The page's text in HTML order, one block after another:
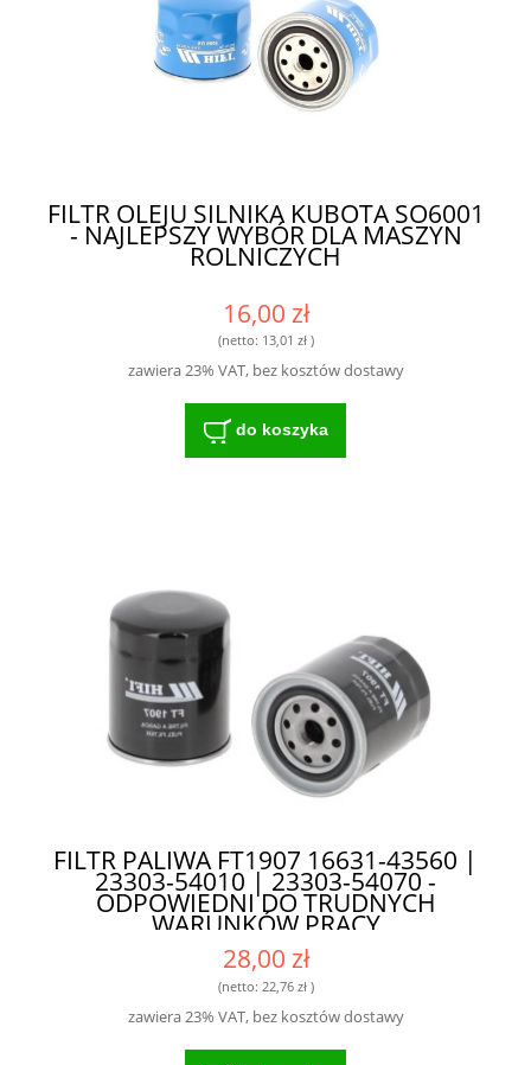
FILTR OLEJU SILNIKA KUBOTA SO6001
- NAJLEPSZY WYBÓR DLA MASZYN
ROLNICZYCH
16,00 zł
(netto: 13,01 zł)
zawiera 23% VAT, bez kosztów dostawy
do koszyka
FILTR PALIWA FT1907 16631-43560 |
23303-54010 | 23303-54070 -
ODPOWIEDNI DO TRUDNYCH
WARUNKÓW PRACY
28,00 zł
(netto: 22,76 zł)
zawiera 23% VAT, bez kosztów dostawy